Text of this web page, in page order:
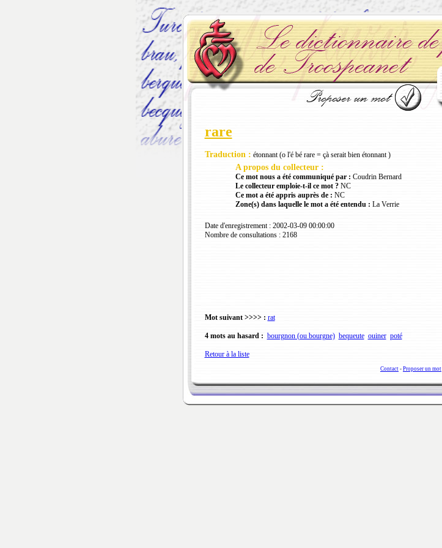
rare
Traduction : étonnant (o l'é bé rare = çà serait bien étonnant )
A propos du collecteur :
Ce mot nous a été communiqué par : Coudrin Bernard
Le collecteur emploie-t-il ce mot ?NC
Ce mot a été appris auprès de : NC
Zone(s) dans laquelle le mot a été entendu : La Verrie
Date d'enregistrement : 2002-03-09 00:00:00
Nombre de consultations : 2168
Mot suivant >>>> : rat
4 mots au hasard : bourgnon (ou bourgne) bequeute ouiner poté
Retour à la liste
Contact - Proposer un mot